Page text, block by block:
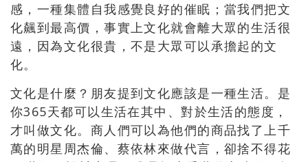
感，一種集體自我感覺良好的催眠；當我們把文
化飆到最高價，事實上文化就會離大眾的生活很
遠，因為文化很貴，不是大眾可以承擔起的文
化。
文化是什麼？朋友提到文化應該是一種生活。是
你365天都可以生活在其中、對於生活的態度，
才叫做文化。商人們可以為他們的商品找了上千
萬的明星周杰倫、蔡依林來做代言，卻捨不得花